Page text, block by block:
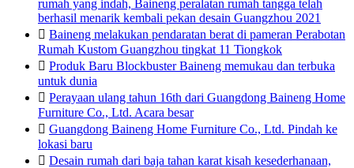
rumah yang indah, Baineng peralatan rumah tangga telah
berhasil menarik kembali pekan desain Guangzhou 2021
 Baineng melakukan pendaratan berat di pameran Perabotan
Rumah Kustom Guangzhou tingkat 11 Tiongkok
 Produk Baru Blockbuster Baineng memukau dan terbuka
untuk dunia
 Perayaan ulang tahun 16th dari Guangdong Baineng Home
Furniture Co., Ltd. Acara besar
 Guangdong Baineng Home Furniture Co., Ltd. Pindah ke
lokasi baru
 Desain rumah dari baja tahan karat kisah kesederhanaan,